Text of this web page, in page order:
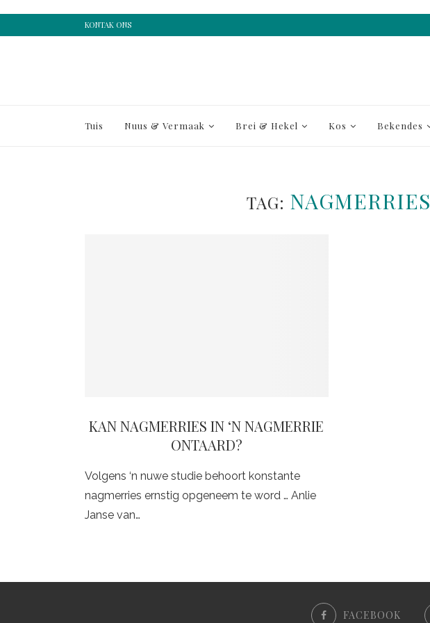
KONTAK ONS
Tuis Nuus & Vermaak Brei & Hekel Kos Bekendes
TAG: NAGMERRIES
KAN NAGMERRIES IN ‘N NAGMERRIE
ONTAARD?
Volgens ‘n nuwe studie behoort konstante
nagmerries ernstig opgeneem te word … Anlie
Janse van…
FACEBOOK